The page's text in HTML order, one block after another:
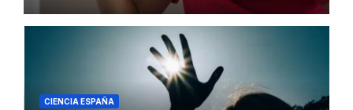
CIENCIA ESPAÑA